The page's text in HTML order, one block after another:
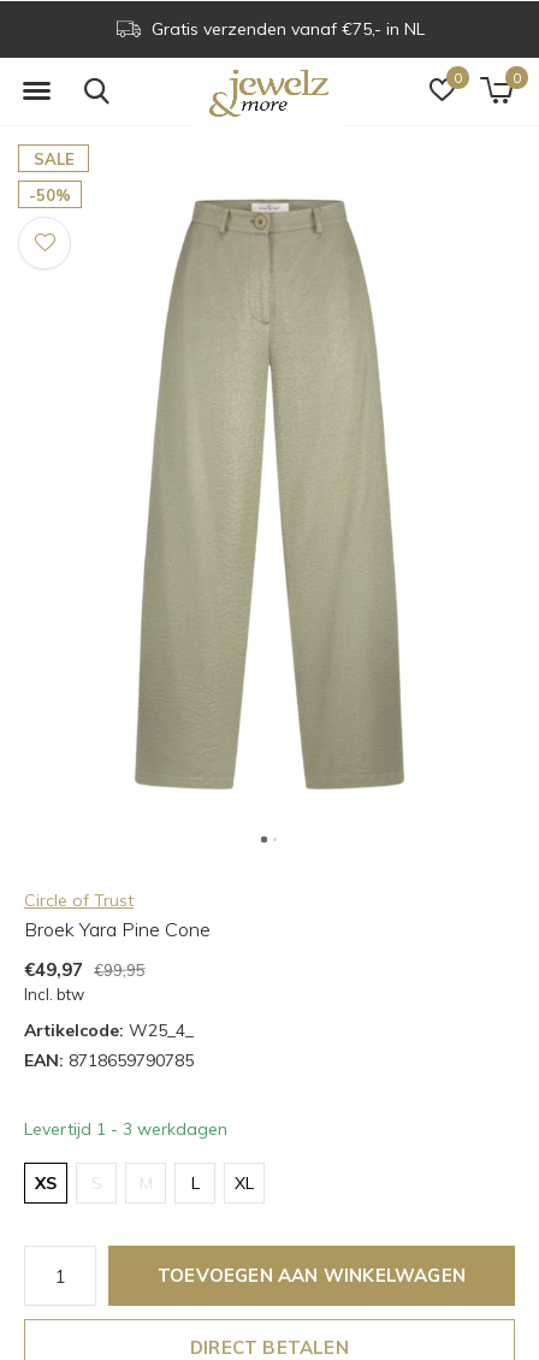
0 0
Gratis verzenden vanaf €75,- in NL
SALE
-50%
Circle of Trust
Broek Yara Pine Cone
€49,97
€99,95
Incl. btw
Artikelcode: W25_4_
EAN: 8718659790785
Levertijd 1 - 3 werkdagen
XS S M L XL
TOEVOEGEN AAN WINKELWAGEN
DIRECT BETALEN